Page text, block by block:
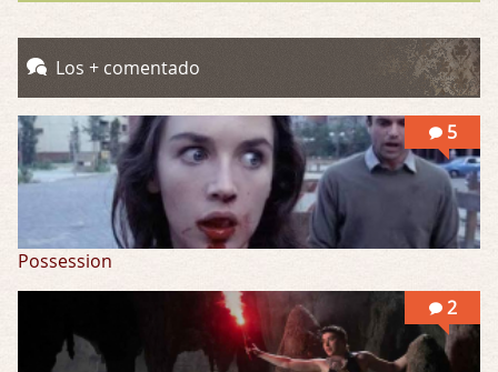
Into the Mud
Se puede ver este corto y otras más de ex …
Los + comentado
5
Possession
2